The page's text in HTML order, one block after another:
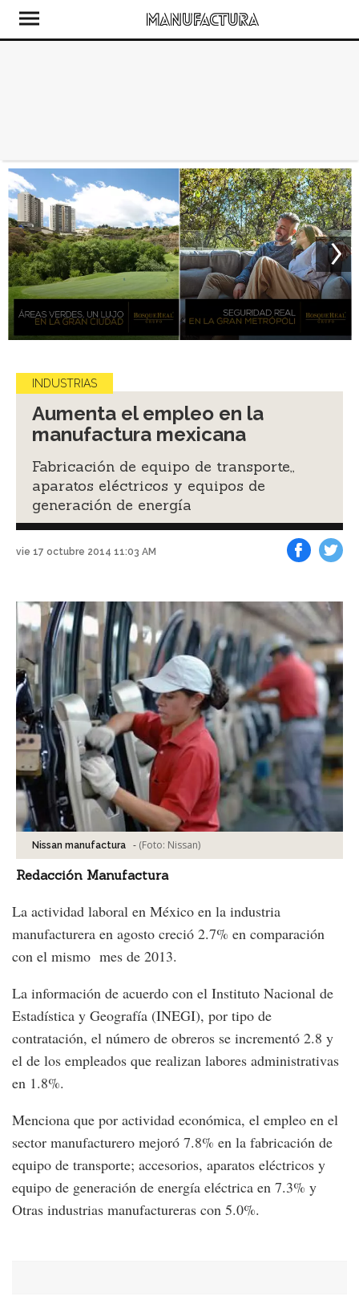
INDUSTRIAS
Aumenta el empleo en la
manufactura mexicana
Fabricación de equipo de transporte,,
aparatos eléctricos y equipos de
generación de energía
vie 17 octubre 2014 11:03 AM
Nissan manufactura - (Foto: Nissan)
Redacción Manufactura
La actividad laboral en México en la industria
manufacturera en agosto creció 2.7% en comparación
con el mismo mes de 2013.
La información de acuerdo con el Instituto Nacional de
Estadística y Geografía (INEGI), por tipo de
contratación, el número de obreros se incrementó 2.8 y
el de los empleados que realizan labores administrativas
en 1.8%.
Menciona que por actividad económica, el empleo en el
sector manufacturero mejoró 7.8% en la fabricación de
equipo de transporte; accesorios, aparatos eléctricos y
equipo de generación de energía eléctrica en 7.3% y
Otras industrias manufactureras con 5.0%.